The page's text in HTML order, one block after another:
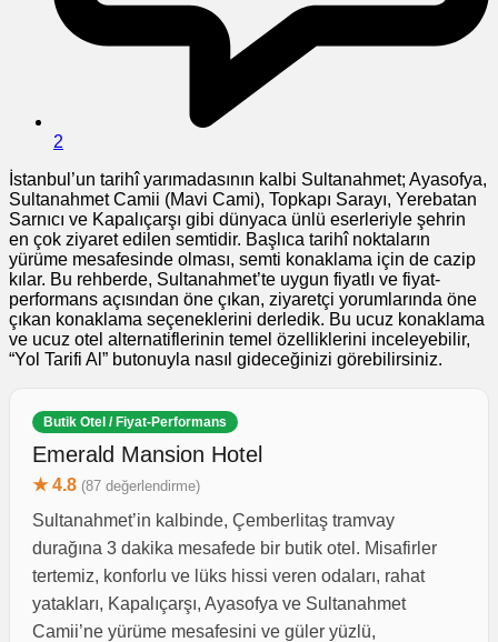
2
İstanbul’un tarihî yarımadasının kalbi Sultanahmet; Ayasofya,
Sultanahmet Camii (Mavi Cami), Topkapı Sarayı, Yerebatan
Sarnıcı ve Kapalıçarşı gibi dünyaca ünlü eserleriyle şehrin
en çok ziyaret edilen semtidir. Başlıca tarihî noktaların
yürüme mesafesinde olması, semti konaklama için de cazip
kılar. Bu rehberde, Sultanahmet’te uygun fiyatlı ve fiyat-
performans açısından öne çıkan, ziyaretçi yorumlarında öne
çıkan konaklama seçeneklerini derledik. Bu ucuz konaklama
ve ucuz otel alternatiflerinin temel özelliklerini inceleyebilir,
“Yol Tarifi Al” butonuyla nasıl gideceğinizi görebilirsiniz.
Butik Otel / Fiyat-Performans
Emerald Mansion Hotel
★ 4.8 (87 değerlendirme)
Sultanahmet’in kalbinde, Çemberlitaş tramvay
durağına 3 dakika mesafede bir butik otel. Misafirler
tertemiz, konforlu ve lüks hissi veren odaları, rahat
yatakları, Kapalıçarşı, Ayasofya ve Sultanahmet
Camii’ne yürüme mesafesini ve güler yüzlü,